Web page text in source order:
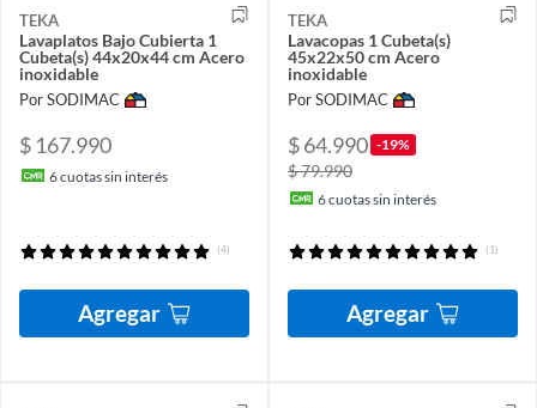
TEKA
Lavaplatos Bajo Cubierta 1
Cubeta(s) 44x20x44 cm Acero
inoxidable
Por SODIMAC
$ 167.990
6cuotas sin interés
(4)
Agregar
TEKA
Lavacopas 1 Cubeta(s)
45x22x50 cm Acero
inoxidable
Por SODIMAC
$ 64.990 -19%
$ 79.990
6cuotas sin interés
(1)
Agregar